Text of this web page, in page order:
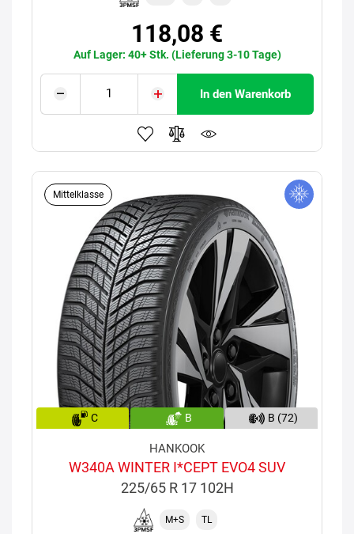
118,08 €
Auf Lager: 40+ Stk. (Lieferung 3-10 Tage)
In den Warenkorb
Mittelklasse
C B B (72)
HANKOOK
W340A WINTER I*CEPT EVO4 SUV
225/65 R 17 102H
M+S TL